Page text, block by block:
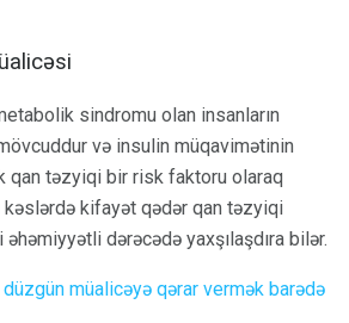
sindromu olan insanların
və insulin müqavimətinin
qan təzyiqi bir risk faktoru olaraq
kifayət qədər qan təzyiqi
dərəcədə yaxşılaşdıra bilər.
müalicəyə qərar vermək barədə